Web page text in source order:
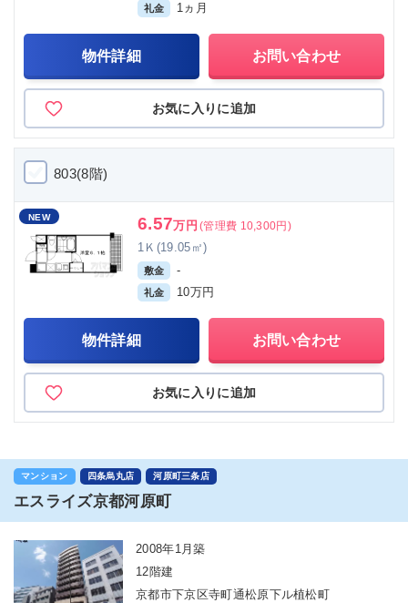
礼金 1ヵ月
物件詳細 お問い合わせ
お気に入りに追加
803(8階)
NEW 6.57万円 (管理費 10,300円)
1Ｋ(19.05㎡)
敷金 -
礼金 10万円
物件詳細 お問い合わせ
お気に入りに追加
マンション 四条烏丸店 河原町三条店
エスライズ京都河原町
2008年1月築
12階建
京都市下京区寺町通松原下ル植松町